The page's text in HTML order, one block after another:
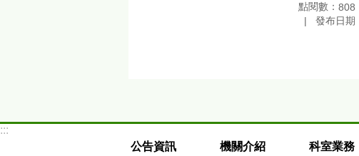
點閱數： 808
發布日期
:::
公告資訊
機關介紹 科室業務